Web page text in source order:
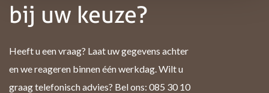
bij uw keuze?
Heeft u een vraag? Laat uw gegevens achter
en we reageren binnen één werkdag. Wilt u
graag telefonisch advies? Bel ons: 085 30 10